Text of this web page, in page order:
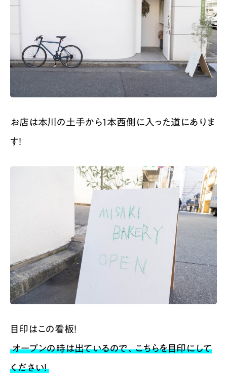
お店は本川の土手から1本西側に入った道にありま
す！
目印はこの看板！
オープンの時は出ているので、こちらを目印にして
ください！